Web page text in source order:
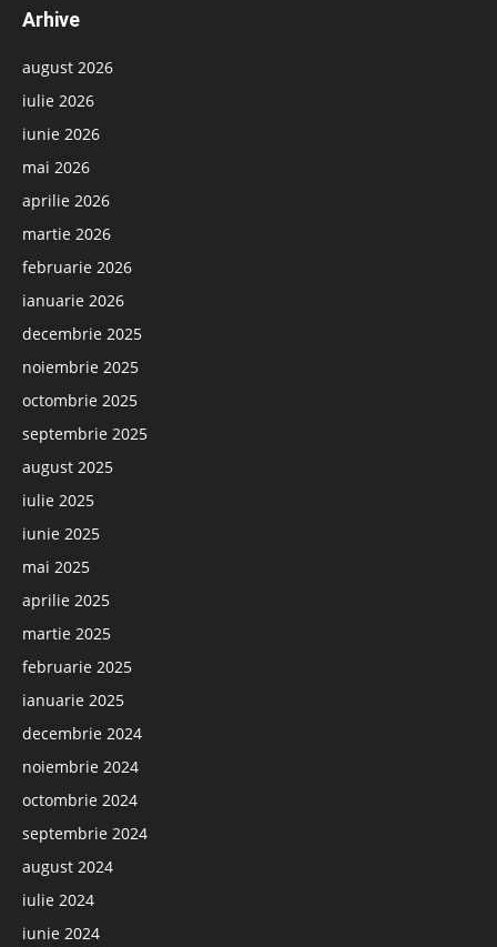
Arhive
august 2026
iulie 2026
iunie 2026
mai 2026
aprilie 2026
martie 2026
februarie 2026
ianuarie 2026
decembrie 2025
noiembrie 2025
octombrie 2025
septembrie 2025
august 2025
iulie 2025
iunie 2025
mai 2025
aprilie 2025
martie 2025
februarie 2025
ianuarie 2025
decembrie 2024
noiembrie 2024
octombrie 2024
septembrie 2024
august 2024
iulie 2024
iunie 2024